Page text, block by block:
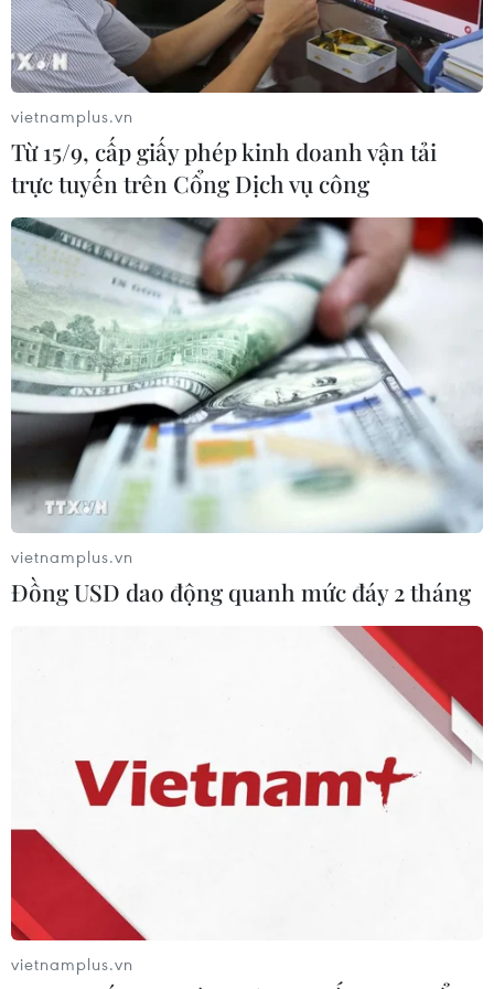
Apple tăng cường quyền riêng tư và mở
rộng tính năng trong iOS 15
08/06/2021 06:55
Bên cạnh việc cập nhật một số cải tiến mới trong hệ
điều hành iOS 15, Apple cũng bổ sung tính năng hiển thị
cho người dùng những ứng dụng nào đang bí mật thu
thập thông tin về họ.
Cuộc chiến giữa Tập đoàn công nghệ
vietnamplus.vn
Từ 15/9, cấp giấy phép kinh doanh vận tải
trực tuyến trên Cổng Dịch vụ công
vietnamplus.vn
Đồng USD dao động quanh mức đáy 2 tháng
vietnamplus.vn